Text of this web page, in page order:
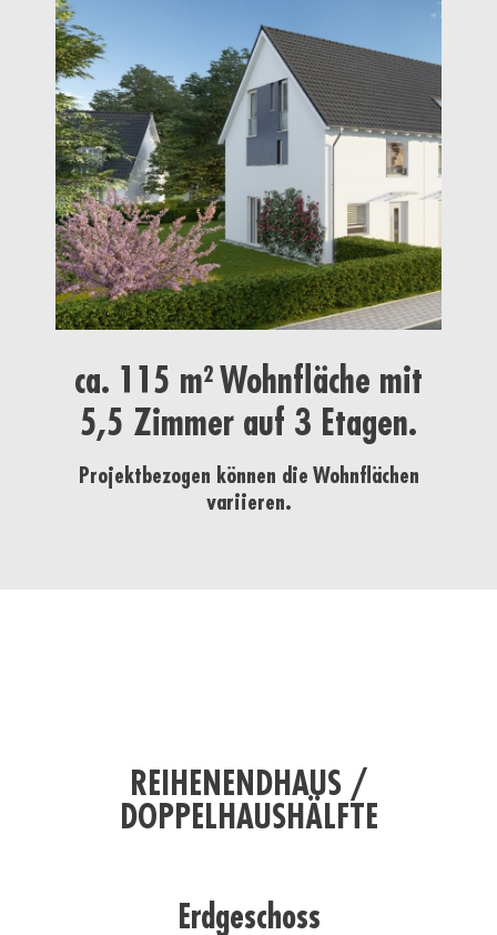
ca. 115 m² Wohnfläche mit
5,5 Zimmer auf 3 Etagen.
Projektbezogen können die Wohnflächen
variieren.
REIHENENDHAUS /
DOPPELHAUSHÄLFTE
Erdgeschoss